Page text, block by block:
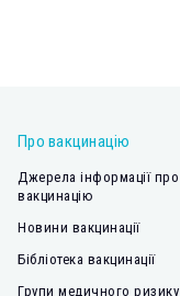
Про вакцинацію
Джерела інформації про
вакцинацію
Новини вакцинації
Бібліотека вакцинації
Групи медичного ризику